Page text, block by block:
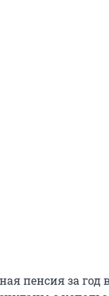
пенсия за год